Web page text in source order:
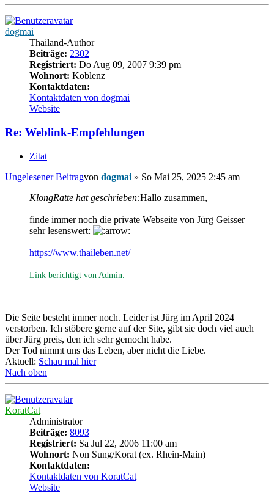
dogmai
Thailand-Author
Beiträge: 2302
Registriert: Do Aug 09, 2007 9:39 pm
Wohnort: Koblenz
Kontaktdaten:
Kontaktdaten von dogmai
Website
Re: Weblink-Empfehlungen
Zitat
Ungelesener Beitragvon dogmai » So Mai 25, 2025 2:45 am
KlongRatte hat geschrieben:Hallo zusammen,
finde immer noch die private Webseite von Jürg Geisser
sehr lesenswert:
https://www.thaileben.net/
Link berichtigt von Admin.
Die Seite besteht immer noch. Leider ist Jürg im April 2024
verstorben. Ich stöbere gerne auf der Site, gibt sie doch viel auch
über Jürg preis, den ich sehr gemocht habe.
Der Tod nimmt uns das Leben, aber nicht die Liebe.
Aktuell: Schau mal hier
Nach oben
KoratCat
Administrator
Beiträge: 8093
Registriert: Sa Jul 22, 2006 11:00 am
Wohnort: Non Sung/Korat (ex. Rhein-Main)
Kontaktdaten:
Kontaktdaten von KoratCat
Website